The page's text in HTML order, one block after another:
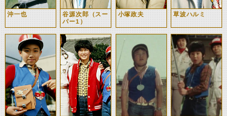
沖一也
谷源次郎（スー
パー1）
小塚政夫 草波ハルミ